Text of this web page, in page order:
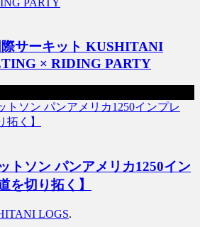
サーキット KUSHITANI
× RIDING PARTY
トソン パンアメリカ1250イン
を切り拓く】
LOGS.